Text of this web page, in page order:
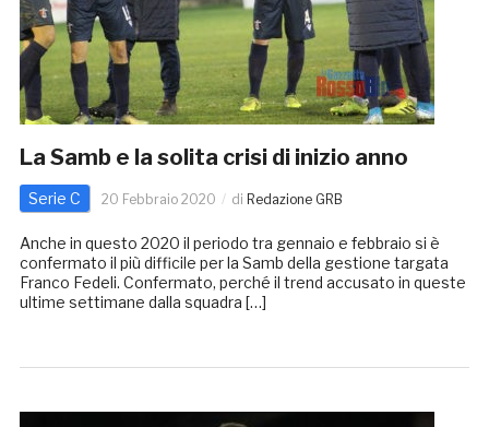
La Samb e la solita crisi di inizio anno
Serie C 20 Febbraio 2020 di Redazione GRB
Anche in questo 2020 il periodo tra gennaio e febbraio si è
confermato il più difficile per la Samb della gestione targata
Franco Fedeli. Confermato, perché il trend accusato in queste
ultime settimane dalla squadra […]